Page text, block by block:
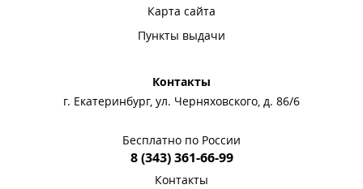
Карта сайта
Пункты выдачи
Контакты
г. Екатеринбург, ул. Черняховского, д. 86/6
Бесплатно по России
8 (343) 361-66-99
Контакты